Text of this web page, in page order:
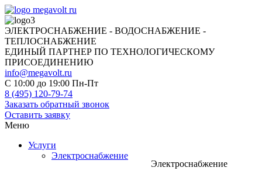
ЭЛЕКТРОСНАБЖЕНИЕ - ВОДОСНАБЖЕНИЕ -
ТЕПЛОСНАБЖЕНИЕ
ЕДИНЫЙ ПАРТНЕР ПО ТЕХНОЛОГИЧЕСКОМУ
ПРИСОЕДИНЕНИЮ
info@megavolt.ru
C 10:00 до 19:00 Пн-Пт
8 (495) 120-79-74
Заказать обратный звонок
Оставить заявку
Меню
Услуги
Электроснабжение
Электроснабжение